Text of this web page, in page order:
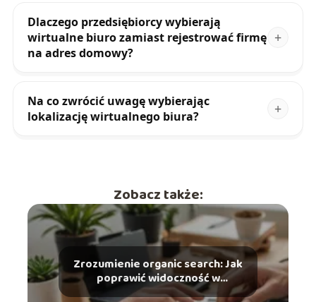
Dlaczego przedsiębiorcy wybierają
wirtualne biuro zamiast rejestrować firmę
na adres domowy?
Na co zwrócić uwagę wybierając
lokalizację wirtualnego biura?
Zobacz także:
Zrozumienie organic search: Jak
poprawić widoczność w
wyszukiwarkach?